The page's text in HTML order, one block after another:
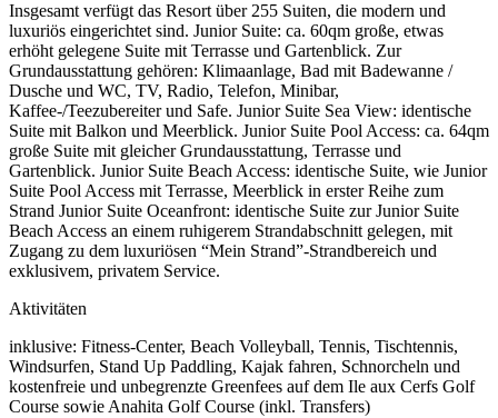
Insgesamt verfügt das Resort über 255 Suiten, die modern und
luxuriös eingerichtet sind. Junior Suite: ca. 60qm große, etwas
erhöht gelegene Suite mit Terrasse und Gartenblick. Zur
Grundausstattung gehören: Klimaanlage, Bad mit Badewanne /
Dusche und WC, TV, Radio, Telefon, Minibar,
Kaffee-/Teezubereiter und Safe. Junior Suite Sea View: identische
Suite mit Balkon und Meerblick. Junior Suite Pool Access: ca. 64qm
große Suite mit gleicher Grundausstattung, Terrasse und
Gartenblick. Junior Suite Beach Access: identische Suite, wie Junior
Suite Pool Access mit Terrasse, Meerblick in erster Reihe zum
Strand Junior Suite Oceanfront: identische Suite zur Junior Suite
Beach Access an einem ruhigerem Strandabschnitt gelegen, mit
Zugang zu dem luxuriösen “Mein Strand”-Strandbereich und
exklusivem, privatem Service.
Aktivitäten
inklusive: Fitness-Center, Beach Volleyball, Tennis, Tischtennis,
Windsurfen, Stand Up Paddling, Kajak fahren, Schnorcheln und
kostenfreie und unbegrenzte Greenfees auf dem Ile aux Cerfs Golf
Course sowie Anahita Golf Course (inkl. Transfers)